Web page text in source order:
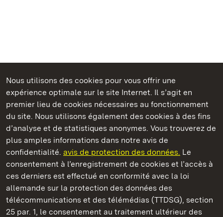
Nous utilisons des cookies pour vous offrir une
expérience optimale sur le site Internet. Il s’agit en
premier lieu de cookies nécessaires au fonctionnement
du site. Nous utilisons également des cookies à des fins
d’analyse et de statistiques anonymes. Vous trouverez de
plus amples informations dans notre avis de
confidentialité. avis de protection des données. Le
consentement à l’enregistrement de cookies et l’accès à
ces derniers est effectué en conformité avec la loi
allemande sur la protection des données des
télécommunications et des télémédias (TTDSG), section
25 par. 1, le consentement au traitement ultérieur des
Châteaux et jardins publics du Bade-Wurtemberg
Staatliche Schlösser und Gärten Baden‑Württemberg
Châteaux et jardins publics du Bade-Wurtemberg
ContactFAQ et réponsesMentions légales
Protection des données